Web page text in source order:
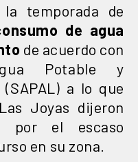
temporada de
de agua
de acuerdo con
Potable y
a lo que
Joyas dijeron
por el escaso
en su zona.